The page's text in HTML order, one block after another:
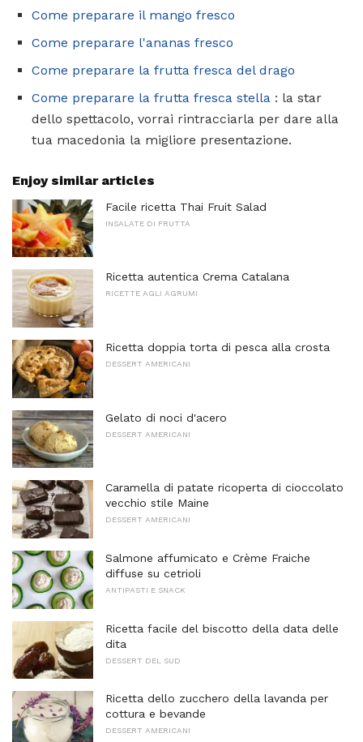
Come preparare il mango fresco
Come preparare l'ananas fresco
Come preparare la frutta fresca del drago
Come preparare la frutta fresca stella : la star
dello spettacolo, vorrai rintracciarla per dare alla
tua macedonia la migliore presentazione.
Enjoy similar articles
Facile ricetta Thai Fruit Salad
INSALATE DI FRUTTA
Ricetta autentica Crema Catalana
RICETTE AGLI AGRUMI
Ricetta doppia torta di pesca alla crosta
DESSERT AMERICANI
Gelato di noci d'acero
DESSERT AMERICANI
Caramella di patate ricoperta di cioccolato
vecchio stile Maine
DESSERT AMERICANI
Salmone affumicato e Crème Fraiche
diffuse su cetrioli
ANTIPASTI E SNACK
Ricetta facile del biscotto della data delle
dita
DESSERT DEL SUD
Ricetta dello zucchero della lavanda per
cottura e bevande
DESSERT AMERICANI